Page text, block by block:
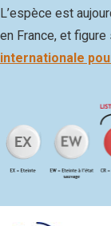
L’espèce est
en France, et
internationale